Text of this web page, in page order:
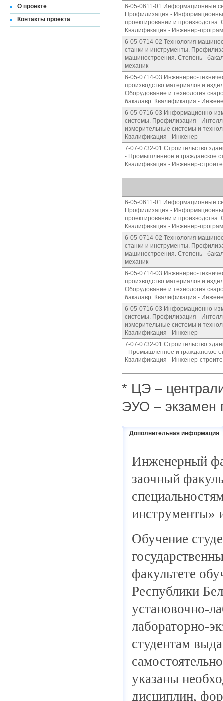
О проекте
Контакты проекта
6-05-0611-01 Информационные
Профилизация -
проектировании и производства.
Квалификация - Инженер-
6-05-0714-02 Технология
станки и инструменты.
машиностроения. Степень -
механик
6-05-0714-03 Инженерно-
производство материалов и
Оборудование и технология
бакалавр. Квалификация -
6-05-0716-03 Информационно-
системы. Профилизация -
измерительные системы и
Квалификация - Инженер
7-07-0732-01 Строительство
- Промышленное и гражданское
Квалификация - Инженер-
6-05-0611-01 Информационные
Профилизация -
проектировании и производства.
Квалификация - Инженер-
6-05-0714-02 Технология
станки и инструменты.
машиностроения. Степень -
механик
6-05-0714-03 Инженерно-
производство материалов и
Оборудование и технология
бакалавр. Квалификация -
6-05-0716-03 Информационно-
системы. Профилизация -
измерительные системы и
Квалификация - Инженер
7-07-0732-01 Строительство
- Промышленное и гражданское
Квалификация - Инженер-
* ЦЭ –
ЭУО – экзамен
Дополнительная информация
Инженерный
заочный
инструменты»
Обучение
факультете
Республики
установочно-
лабораторно-
студентам
указаны
дисциплин,